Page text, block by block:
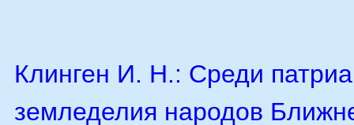
Клинген И. Н.: Среди
земледелия народов